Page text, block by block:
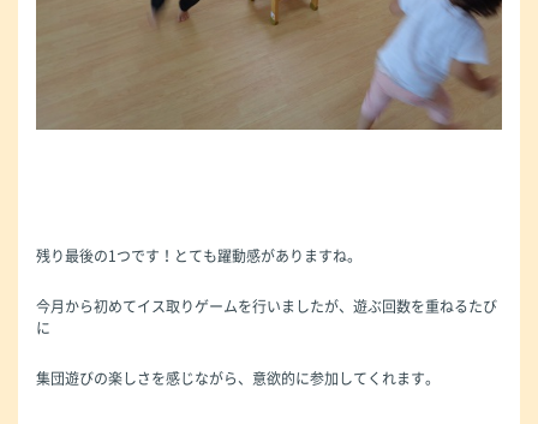
残り最後の1つです！とても躍動感がありますね。
今月から初めてイス取りゲームを行いましたが、遊ぶ回数を重ねるたび
に
集団遊びの楽しさを感じながら、意欲的に参加してくれます。